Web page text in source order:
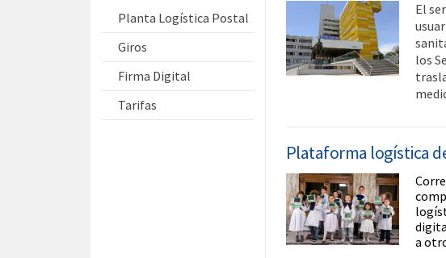
Planta Logística Postal
Giros
Firma Digital
Tarifas
El
los
Plataforma logística
a